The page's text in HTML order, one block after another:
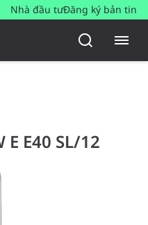
Nhà đầu tưĐăng ký bản tin
E E40 SL/12